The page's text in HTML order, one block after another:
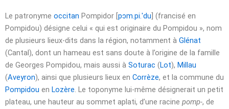
Le patronyme occitan Pompidor pɔm.pi.ˈdu (francisé en
Pompidou) désigne celui « qui est originaire du Pompidou », nom
de plusieurs lieux-dits dans la région, notamment à Glénat
(Cantal), dont un hameau est sans doute à l’origine de la famille
de Georges Pompidou, mais aussi à Soturac (Lot), Millau
(Aveyron), ainsi que plusieurs lieux en Corrèze, et la commune du
Pompidou en Lozère. Le toponyme lui-même désignerait un petit
plateau, une hauteur au sommet aplati, d’une racine pomp-, de